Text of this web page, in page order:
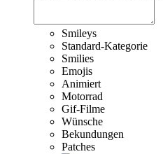
Smileys
Standard-Kategorie
Smilies
Emojis
Animiert
Motorrad
Gif-Filme
Wünsche
Bekundungen
Patches